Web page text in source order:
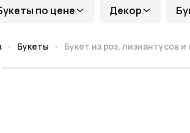
по цене Декор
Букеты Букет из роз, лизиантусов